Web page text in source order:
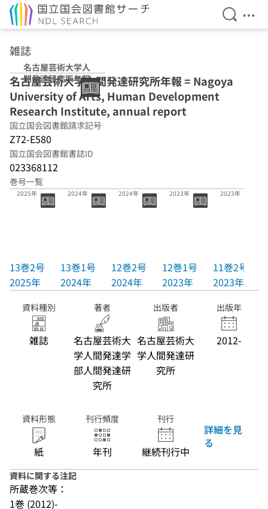
検索を
メ
雑誌
名古屋芸術大学人
間発達研究所年報
名古屋芸術大学人間発達研究所年報 = Nagoya
University of Arts, Human Development
Research Institute, annual report
国立国会図書館請求記号
Z72-E580
国立国会図書館書誌ID
023368112
巻号一覧
13巻2号
2025年
13巻2号
2025年
2024年
13巻1号
2024年
2024年
12巻2号
2024年
2023年
12巻1号
2023年
2023年
11巻2号
2023年
資料種別
雑誌
著者
名古屋芸術大
学人間発達学
部人間発達研
究所
出版者
名古屋芸術大
学人間発達研
究所
出版年
2012-
資料形態
紙
刊行頻度
年刊
刊行
継続刊行中
詳細を見
る
資料に関する注記
所蔵巻次等：
1巻 (2012)-